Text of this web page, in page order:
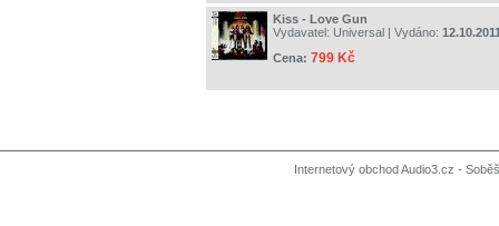
Kiss - Love Gun
Vydavatel: Universal | Vydáno:
Cena: 799 Kč
Internetový obchod Audio3.cz -